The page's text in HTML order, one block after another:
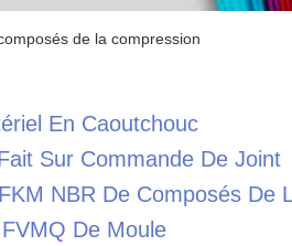
de la compression
En Caoutchouc
Sur Commande De Joint
NBR De Composés De
De Moule